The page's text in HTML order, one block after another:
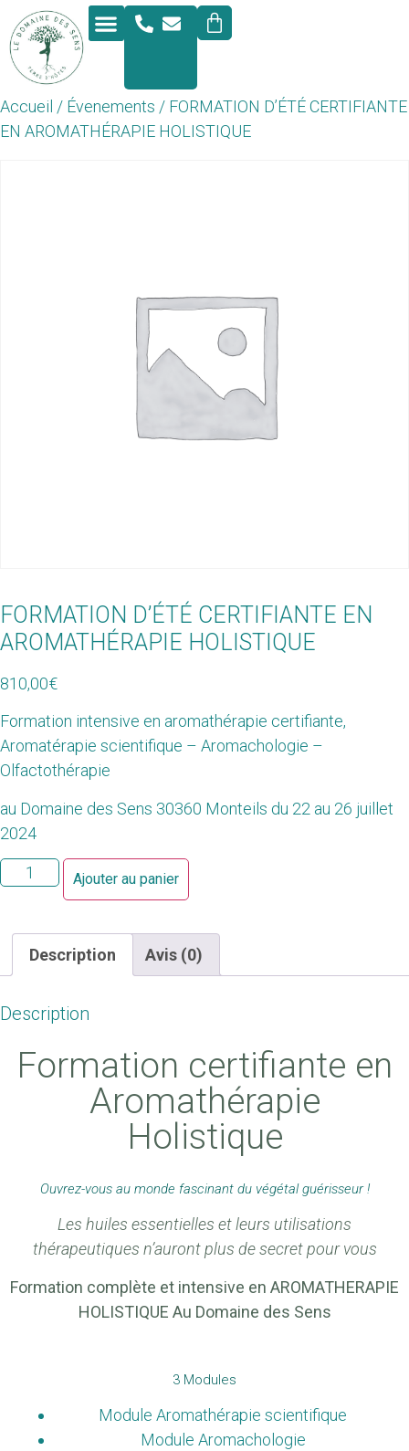
Accueil / Évenements / FORMATION D’ÉTÉ CERTIFIANTE
EN AROMATHÉRAPIE HOLISTIQUE
FORMATION D’ÉTÉ CERTIFIANTE EN
AROMATHÉRAPIE HOLISTIQUE
810,00€
Formation intensive en aromathérapie certifiante,
Aromatérapie scientifique – Aromachologie –
Olfactothérapie
au Domaine des Sens 30360 Monteils du 22 au 26 juillet
2024
Ajouter au panier
Description Avis (0)
Description
Formation certifiante en
Aromathérapie
Holistique
Ouvrez-vous au monde fascinant du végétal guérisseur !
Les huiles essentielles et leurs utilisations
thérapeutiques n’auront plus de secret pour vous
Formation complète et intensive en AROMATHERAPIE
HOLISTIQUE Au Domaine des Sens
3 Modules
Module Aromathérapie scientifique
Module Aromachologie